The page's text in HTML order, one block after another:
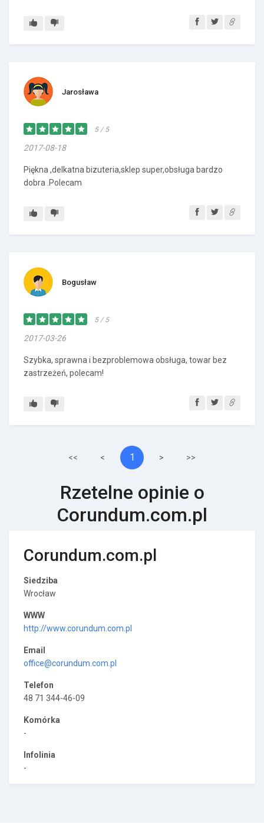
Jarosława
5 / 5
2017-08-18
Piękna ,delkatna bizuteria,sklep super,obsługa bardzo
dobra .Polecam
Bogusław
5 / 5
2017-03-26
Szybka, sprawna i bezproblemowa obsługa, towar bez
zastrzeżeń, polecam!
<< < 1 > >>
Rzetelne opinie o
Corundum.com.pl
Corundum.com.pl
Siedziba
Wrocław
WWW
http://www.corundum.com.pl
Email
office@corundum.com.pl
Telefon
48 71 344-46-09
Komórka
-
Infolinia
-